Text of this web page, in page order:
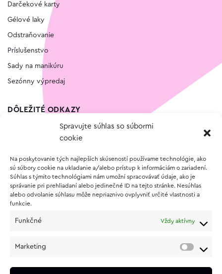
Spravujte súhlas so súbormi
cookie
Na poskytovanie tých najlepších skúseností používame technológie, ako
sú súbory cookie na ukladanie a/alebo prístup k informáciám o zariadení.
Súhlas s týmito technológiami nám umožní spracovávať údaje, ako je
správanie pri prehliadaní alebo jedinečné ID na tejto stránke. Nesúhlas
alebo odvolanie súhlasu môže nepriaznivo ovplyvniť určité vlastnosti a
funkcie.
Funkčné Vždy aktívny
Marketing
Darčekové karty
Gélové laky
Odstraňovanie
Príslušenstvo
Sady na manikúru
Sezónny výpredaj
DÔLEŽITÉ ODKAZY
Vernostný program
O NÁKUPE
Vrátenie a reklamácia tovaru